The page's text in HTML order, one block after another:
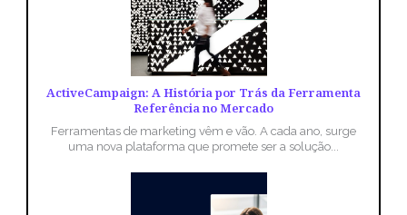
ActiveCampaign: A História por Trás da Ferramenta
Referência no Mercado
Ferramentas de marketing vêm e vão. A cada ano, surge
uma nova plataforma que promete ser a solução...